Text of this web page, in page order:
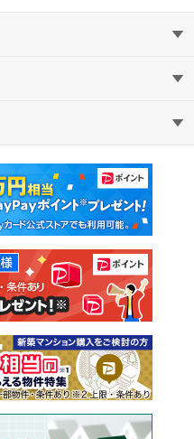
中古マンション
中古一戸建て
土地
教えて！住まいの先生